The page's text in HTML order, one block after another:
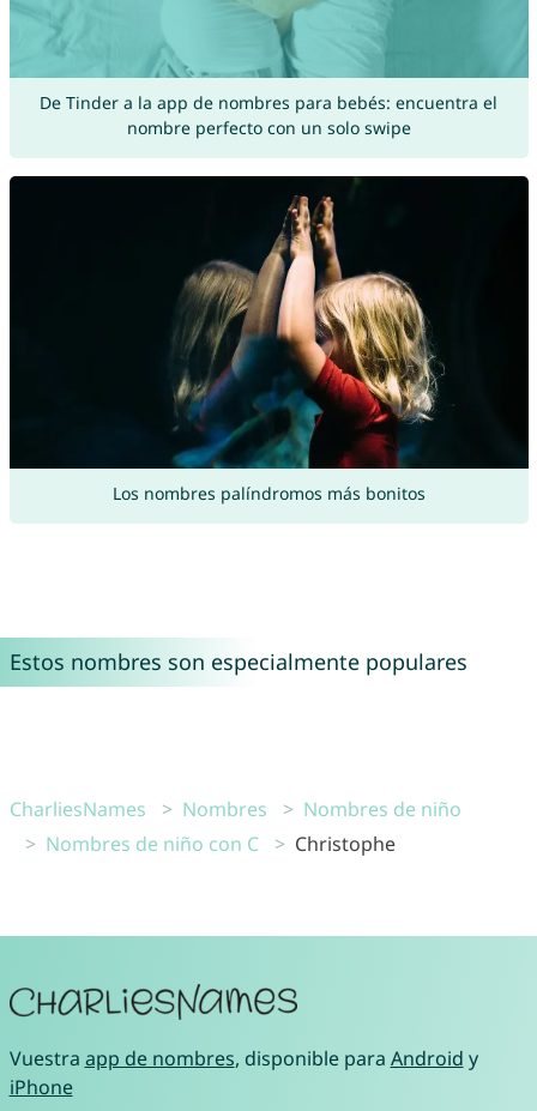
De Tinder a la app de nombres para bebés: encuentra el
nombre perfecto con un solo swipe
Los nombres palíndromos más bonitos
Estos nombres son especialmente populares
CharliesNames Nombres
Nombres de niño
Nombres de niño con C
Christophe
Vuestra app de nombres, disponible para Android y
iPhone